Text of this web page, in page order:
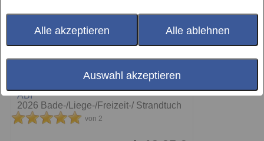
Alle akzeptieren Alle ablehnen
Auswahl akzeptieren
ABI
2026 Bade-/Liege-/Freizeit-/ Strandtuch
von 2